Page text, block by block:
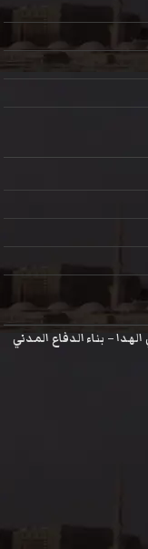
– بناء الدفاع المدني